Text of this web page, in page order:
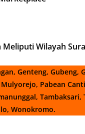
Meliputi Wilayah
Genteng, Gubeng,
Pabean
Tambaksari,
Wonokromo.